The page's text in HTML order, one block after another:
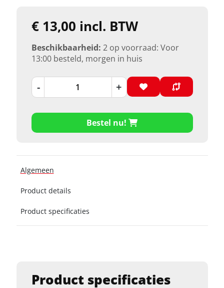
Product specificaties
€ 13,00 incl. BTW
Beschikbaarheid: 2 op voorraad: Voor
13:00 besteld, morgen in huis
- +
Bestel nu!
Algemeen
Product details
Product specificaties